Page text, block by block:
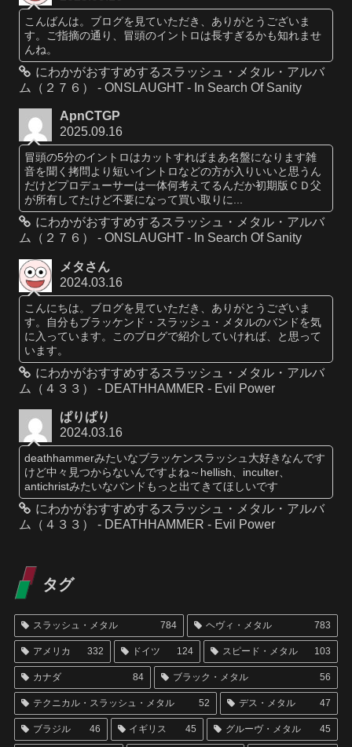
こんばんは。ブログを見ていただき、ありがとうございま
す。ご指摘の通り、冒頭のイントロは長すぎるかも知れませ
んね。
にわかがおすすめするスラッシュ・メタル・アルバ
ム（２７６） - ONSLAUGHT - In Search Of Sanity
ApnCTGP
2025.09.16
冒頭の5分のイントロはカットすればまあ名盤になります雑
音を聞く拷問より短いイントロなどの方が入りいいと思うん
だけどプロデューサーは一体何考えてるんだか初期版ＣＤ父
が所有してたけど不要になって買い取りに...
にわかがおすすめするスラッシュ・メタル・アルバ
ム（２７６） - ONSLAUGHT - In Search Of Sanity
メタさん
2024.03.16
こんにちは。ブログを見ていただき、ありがとうございま
す。自分もブラッケンド・スラッシュ・メタルのバンドを気
に入っています。このブログで紹介していければ、と思って
います。
にわかがおすすめするスラッシュ・メタル・アルバ
ム（４３３） - DEATHHAMMER - Evil Power
ぱりぱり
2024.03.16
deathhammerみたいなブラッケンスラッシュ大好きなんです
けど中々見つからないんですよね～hellish、inculter、
antichristみたいなバンドもっと出てきてほしいです
にわかがおすすめするスラッシュ・メタル・アルバ
ム（４３３） - DEATHHAMMER - Evil Power
タグ
スラッシュ・メタル 784 ヘヴィ・メタル 783
アメリカ 332 ドイツ 124 スピード・メタル 103
カナダ 84 ブラック・メタル 56
テクニカル・スラッシュ・メタル 52 デス・メタル 47
ブラジル 46 イギリス 45 グルーヴ・メタル 45